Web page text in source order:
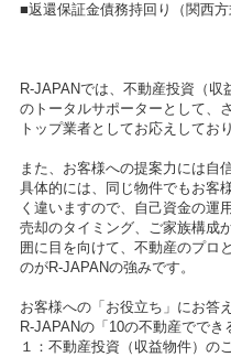
■返還保証金債務持回り（関西方
R-JAPANでは、不動産投資（
のトータルサポーターとして、
トップ業者としてお応えしており
また、お客様への提案力には自
具体的には、同じ物件でもお客
く違いますので、自己資金の運
売却のタイミング、ご家族構成
囲に目を向けて、不動産のプロ
のがR-JAPANの強みです。
お客様への「お役立ち」にお答
R-JAPANの「10の不動産ででき
１：不動産投資（収益物件）の